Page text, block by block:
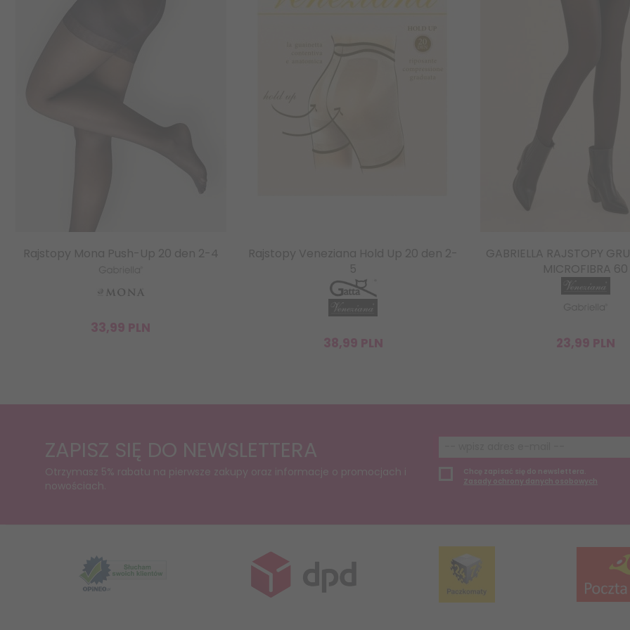
Rajstopy Mona Push-Up 20 den 2-4
33,99 PLN
Rajstopy Veneziana Hold Up 20 den 2-
5
38,99 PLN
GABRIELLA RAJSTOPY
MICROFIBRA 60
23,99 PLN
ZAPISZ SIĘ DO NEWSLETTERA
Otrzymasz 5% rabatu na pierwsze zakupy oraz informacje o promocjach i
nowościach.
Chcę zapisać się do newslettera.
Zasady ochrony danych osobowych